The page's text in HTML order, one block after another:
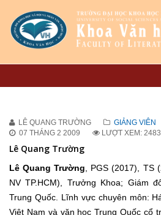
LÊ QUANG TRƯỜNG GIẢNG VIÊN
07 THÁNG 2 2009
LƯỢT XEM:
Lê Quang Trường
Lê Quang Trường , PGS (2017), TS
NV TP.HCM), Trưởng Khoa; Giám
Trung Quốc. Lĩnh vực chuyên môn:
Việt Nam và văn học Trung Quốc cổ